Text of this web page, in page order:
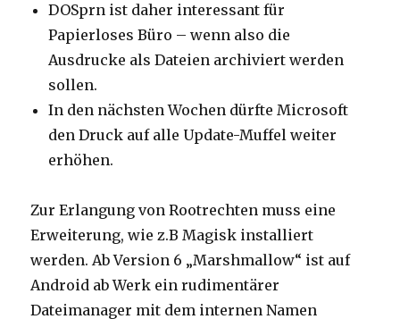
DOSprn ist daher interessant für
Papierloses Büro – wenn also die
Ausdrucke als Dateien archiviert werden
sollen.
In den nächsten Wochen dürfte Microsoft
den Druck auf alle Update-Muffel weiter
erhöhen.
Zur Erlangung von Rootrechten muss eine
Erweiterung, wie z.B Magisk installiert
werden. Ab Version 6 „Marshmallow“ ist auf
Android ab Werk ein rudimentärer
Dateimanager mit dem internen Namen